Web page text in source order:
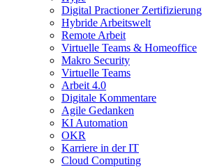
Digital Practioner Zertifizierung
Hybride Arbeitswelt
Remote Arbeit
Virtuelle Teams & Homeoffice
Makro Security
Virtuelle Teams
Arbeit 4.0
Digitale Kommentare
Agile Gedanken
KI Automation
OKR
Karriere in der IT
Cloud Computing